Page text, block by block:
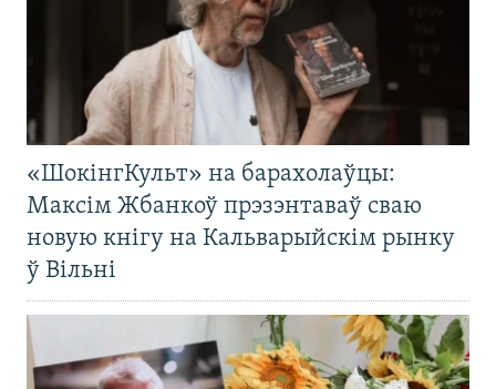
«ШокінгКульт» на барахолаўцы:
Максім Жбанкоў прэзэнтаваў сваю
новую кнігу на Кальварыйскім рынку
ў Вільні